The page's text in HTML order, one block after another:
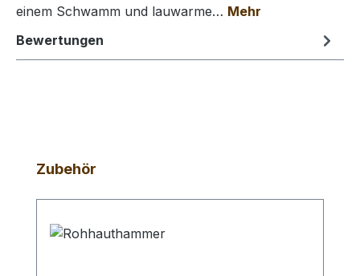
einem Schwamm und lauwarme… Mehr
Bewertungen
Produktgalerie überspringen
Zubehör